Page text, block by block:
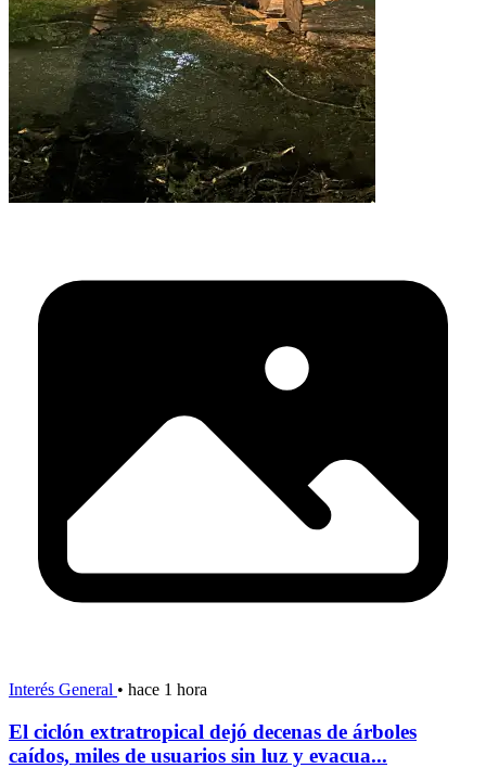
Interés General • hace 1 hora
El ciclón extratropical dejó decenas de árboles
caídos, miles de usuarios sin luz y evacua...